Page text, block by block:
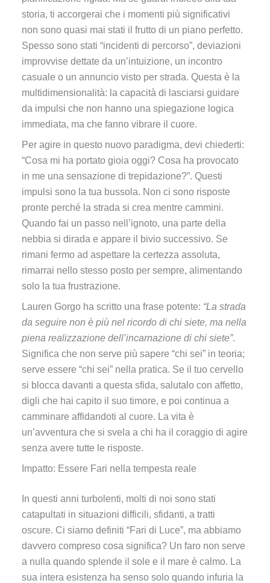
storia, ti accorgerai che i momenti più significativi
non sono quasi mai stati il frutto di un piano perfetto.
Spesso sono stati “incidenti di percorso”, deviazioni
improvvise dettate da un’intuizione, un incontro
casuale o un annuncio visto per strada. Questa è la
multidimensionalità: la capacità di lasciarsi guidare
da impulsi che non hanno una spiegazione logica
immediata, ma che fanno vibrare il cuore.
Per agire in questo nuovo paradigma, devi chiederti:
“Cosa mi ha portato gioia oggi? Cosa ha provocato
in me una sensazione di trepidazione?”. Questi
impulsi sono la tua bussola. Non ci sono risposte
pronte perché la strada si crea mentre cammini.
Quando fai un passo nell’ignoto, una parte della
nebbia si dirada e appare il bivio successivo. Se
rimani fermo ad aspettare la certezza assoluta,
rimarrai nello stesso posto per sempre, alimentando
solo la tua frustrazione.
Lauren Gorgo ha scritto una frase potente: “La strada
da seguire non è più nel ricordo di chi siete, ma nella
piena realizzazione dell’incarnazione di chi siete”.
Significa che non serve più sapere “chi sei” in teoria;
serve essere “chi sei” nella pratica. Se il tuo cervello
si blocca davanti a questa sfida, salutalo con affetto,
digli che hai capito il suo timore, e poi continua a
camminare affidandoti al cuore. La vita è
un’avventura che si svela a chi ha il coraggio di agire
senza avere tutte le risposte.
Impatto: Essere Fari nella tempesta reale
In questi anni turbolenti, molti di noi sono stati
catapultati in situazioni difficili, sfidanti, a tratti
oscure. Ci siamo definiti “Fari di Luce”, ma abbiamo
davvero compreso cosa significa? Un faro non serve
a nulla quando splende il sole e il mare è calmo. La
sua intera esistenza ha senso solo quando infuria la